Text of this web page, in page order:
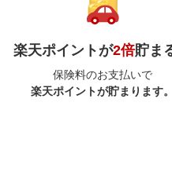
楽天ポイントが2倍貯ま
保険料のお支払いで
楽天ポイントが貯まります。